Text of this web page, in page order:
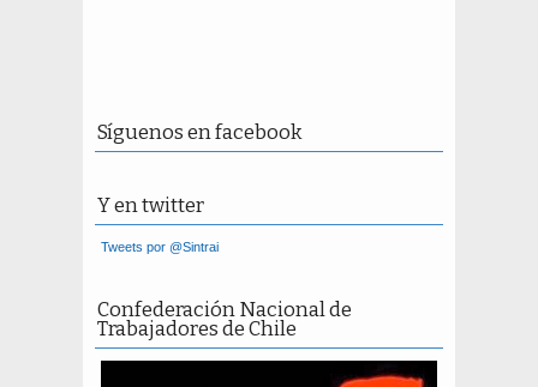
Síguenos en facebook
Y en twitter
Tweets por @Sintrai
Confederación Nacional de
Trabajadores de Chile